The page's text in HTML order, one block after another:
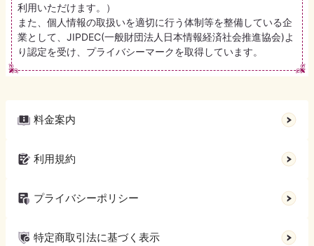
利用いただけます。）
また、個人情報の取扱いを適切に行う体制等を整備している企
業として、JIPDEC(一般財団法人日本情報経済社会推進協会)よ
り認定を受け、プライバシーマークを取得しています。
料金案内
利用規約
プライバシーポリシー
特定商取引法に基づく表示